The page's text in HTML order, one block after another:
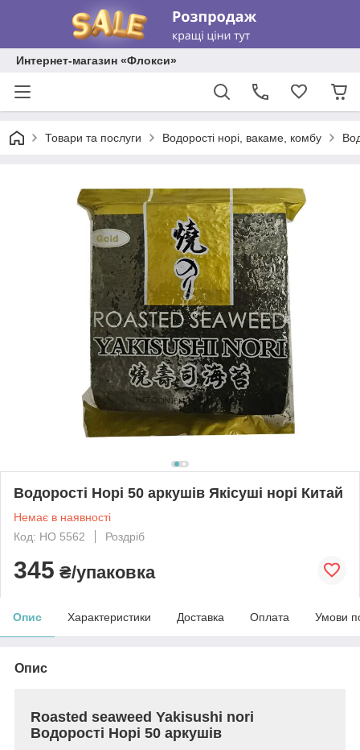
Интернет-магазин «Флокси»
Товари та послуги Водорості норі, вакаме, комбу
Водорості Норі 50 аркушів Якісуші норі Китай
Немає в наявності
Код: HO 5562
Роздріб
345 ₴/упаковка
Опис Характеристики Доставка Оплата Умови
Опис
Roasted seaweed Yakisushi nori
Водорості Норі 50 аркушів